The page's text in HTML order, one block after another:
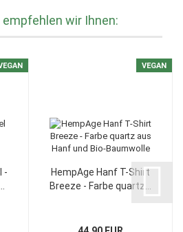
wir Ihnen:
-
VEGAN
HempAge Hanf T-Shirt
Breeze - Farbe quartz...